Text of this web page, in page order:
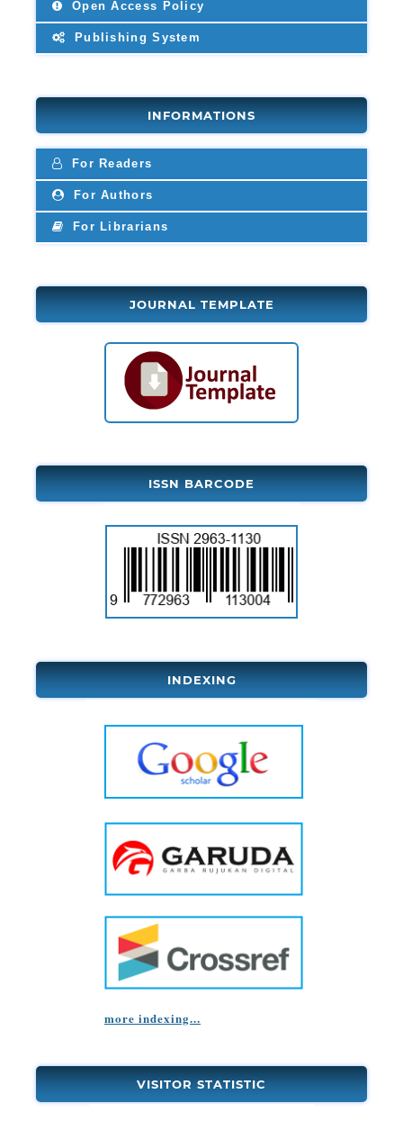
Open Access Policy
Publishing System
INFORMATIONS
For Readers
For Authors
For Librarians
JOURNAL TEMPLATE
ISSN BARCODE
INDEXING
more indexing...
VISITOR STATISTIC